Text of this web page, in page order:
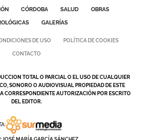
CÓRDOBA SALUD
OBRAS
GALERÍAS
DE USO POLÍTICA DE COOKIES
CONTACTO
TOTAL O PARCIAL O EL USO DE CUALQUIER
SONORO O AUDIOVISUAL PROPIEDAD DE ESTE
CORRESPONDIENTE AUTORIZACIÓN POR ESCRITO
DEL EDITOR.